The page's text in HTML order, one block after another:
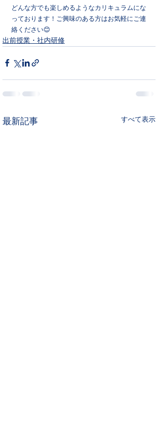
どんな方でも楽しめるようなカリキュラムにな
っております！ご興味のある方はお気軽にご連
絡ください😊
出前授業・社内研修
最新記事 すべて表示